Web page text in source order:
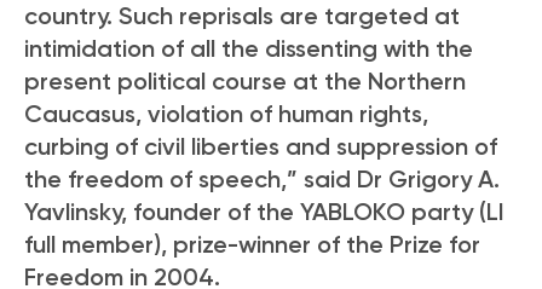
country. Such reprisals are targeted at
intimidation of all the dissenting with the
present political course at the Northern
Caucasus, violation of human rights,
curbing of civil liberties and suppression of
the freedom of speech,” said Dr Grigory A.
Yavlinsky, founder of the YABLOKO party (LI
full member), prize-winner of the Prize for
Freedom in 2004.